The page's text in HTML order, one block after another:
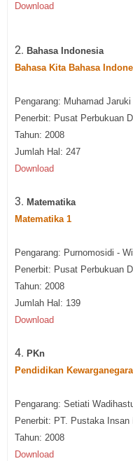
Download
2. Bahasa Indonesia
Bahasa Kita Bahasa
Pengarang: Muhamad Jaruki
Penerbit: Pusat Perbukuan
Tahun: 2008
Jumlah Hal: 247
Download
3. Matematika
Matematika 1
Pengarang: Purnomosidi -
Penerbit: Pusat Perbukuan
Tahun: 2008
Jumlah Hal: 139
Download
4. PKn
Pendidikan
Pengarang: Setiati
Penerbit: PT. Pustaka Insan
Tahun: 2008
Download